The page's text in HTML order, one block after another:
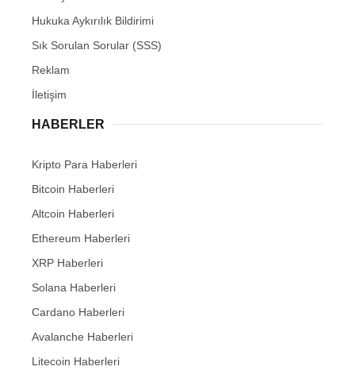
Hukuka Aykırılık Bildirimi
Sık Sorulan Sorular (SSS)
Reklam
İletişim
HABERLER
Kripto Para Haberleri
Bitcoin Haberleri
Altcoin Haberleri
Ethereum Haberleri
XRP Haberleri
Solana Haberleri
Cardano Haberleri
Avalanche Haberleri
Litecoin Haberleri